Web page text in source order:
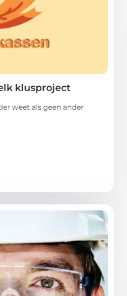
klusproject
weet als geen ander